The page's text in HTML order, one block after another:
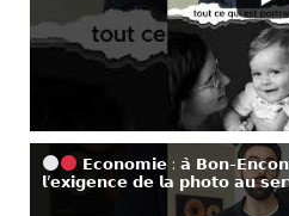
𝗘𝗰𝗼𝗻𝗼𝗺𝗶𝗲 : 𝗮̀ 𝗕𝗼𝗻-
𝗹’𝗲𝘅𝗶𝗴𝗲𝗻𝗰𝗲 𝗱𝗲 𝗹𝗮 𝗽𝗵𝗼𝘁𝗼 𝗮𝘂